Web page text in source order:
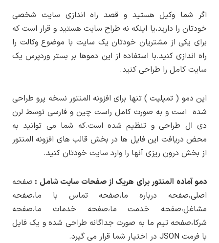
سایت لرن دی ال
حجم فایل های الگو :۵ مگابایت
نسخه PHP مورد نیاز :
نسخه ۷.۳ به بالا
نسخه MySQL مورد نیاز :
Max Upload Size : حداقل ۲۵۶ به بالاتر
Memory limit :
حداقل ۲۵۶ به بالاتر
Max Execution Time : حداقل ۱۲۰ به بالاتر
cURL : باید روی سرور فعال باشد
نسخه وردپرس مورد نیاز :
۵ به بالا ( ترجیحا
آخرین نسخه منتشر شده )
پیشنمایش صفحه دباره ما
پیشنمایش صفحه تماس با ما
پیشنمایش صفحه تیم ما
پیشنمایش صفحه خدمات
پیشنمایش صفحه خدمات ما
پیشنمایش صفحه مشاغل
پیشنمایش صفحه شرکا
اطلاع از بروزرسانی ها
کنید و در تب دریافت دمو روی لینک دانلود کنید.به
این صورت می توانید هریک از قالب،افزونه ها و
دموها را دریافت کنید.
شوید.
انتشار نسخه جدید هر محصول از بخش اطلاع
رسانی بروزرسانی در سایت لرن دی ال اطلاع رسانی
می شود.
اگر شما وکیل هستید و قصد راه اندازی سایت شخصی
خودتان را دارید،یا اینکه نه طراح سایت هستید و قرار است که
برای یکی از مشتریان خودتان یک سایت با موضوع وکالت را
راه اندازی کنید.با استفاده از این دموها بر بستر وردپرس یک
سایت کامل را طراحی کنید.
این دمو ( تمپلیت ) تنها برای افزونه المنتور نسخه پرو طراحی
شده است و به صورت کامل راست چین و فارسی توسط لرن
دی ال طراحی و تنظیم شده است.که شما می توانید به
محض دریافت این فایل ها در بخش قالب های افزونه المنتور
از بخش درون ریزی آنها را وارد سایت خودتان کنید.
دمو آماده المنتور برای هریک از صفحات سایت شامل : صفحه
اصلی،صفحه درباره ما،صفحه تماس با ما،صفحه
مشاغل،صفحه خدمت ما،صفحه خدمات ما،صفحه
شرکا،صفحه تیم ما به صورت جداگانه طراحی شده و یک فایل
با فرمت JSON در اختیار شما قرار می گیرد.